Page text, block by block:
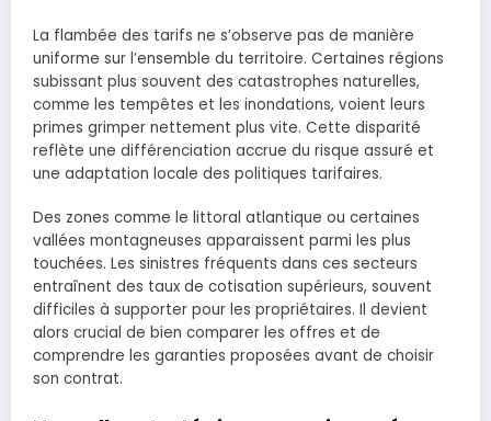
La flambée des tarifs ne s’observe pas de manière
uniforme sur l’ensemble du territoire. Certaines régions
subissant plus souvent des catastrophes naturelles,
comme les tempêtes et les inondations, voient leurs
primes grimper nettement plus vite. Cette disparité
reflète une différenciation accrue du risque assuré et
une adaptation locale des politiques tarifaires.
Des zones comme le littoral atlantique ou certaines
vallées montagneuses apparaissent parmi les plus
touchées. Les sinistres fréquents dans ces secteurs
entraînent des taux de cotisation supérieurs, souvent
difficiles à supporter pour les propriétaires. Il devient
alors crucial de bien comparer les offres et de
comprendre les garanties proposées avant de choisir
son contrat.